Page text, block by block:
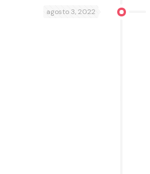
agosto 3, 2022